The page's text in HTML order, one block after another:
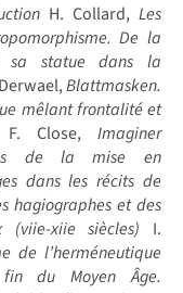
H. Collard, Les
De la
sa statue dans la
Blattmasken.
mêlant frontalité et
F. Close,Imaginer
de la mise en
dans les récits de
hagiographes et des
(viie-xiie siècles) I.
de l’herméneutique
du Moyen Âge.